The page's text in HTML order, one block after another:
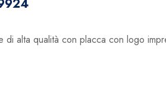
alta qualità con placca con logo